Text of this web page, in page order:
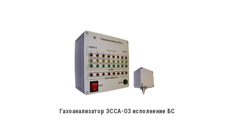
Газоанализатор ЭССА-О3 исполнение БС